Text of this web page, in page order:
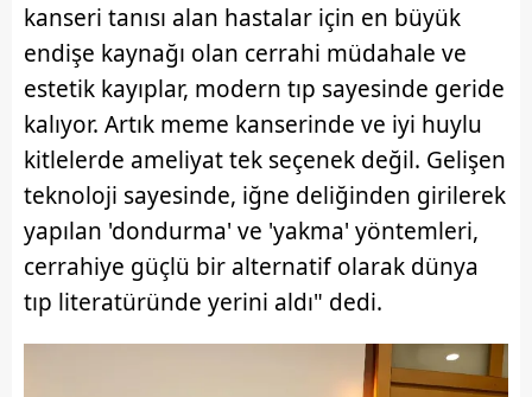
kanseri tanısı alan hastalar için en büyük
endişe kaynağı olan cerrahi müdahale ve
estetik kayıplar, modern tıp sayesinde geride
kalıyor. Artık meme kanserinde ve iyi huylu
kitlelerde ameliyat tek seçenek değil. Gelişen
teknoloji sayesinde, iğne deliğinden girilerek
yapılan 'dondurma' ve 'yakma' yöntemleri,
cerrahiye güçlü bir alternatif olarak dünya
tıp literatüründe yerini aldı" dedi.